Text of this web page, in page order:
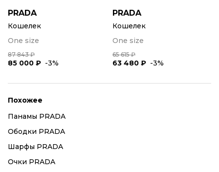
PRADA
Кошелек
One size
87 843 ₽
85 000 ₽ -3%
PRADA
Кошелек
One size
65 615 ₽
63 480 ₽ -3%
Похожее
Панамы PRADA
Ободки PRADA
Шарфы PRADA
Очки PRADA